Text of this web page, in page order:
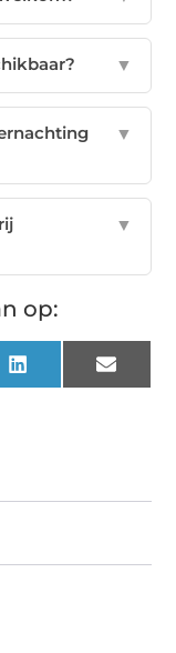
▼
▼
▼
op:
LinkedIn Email